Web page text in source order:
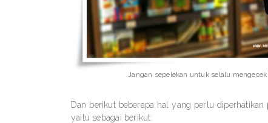
Jangan sepelekan untuk selalu
Dan berikut beberapa hal yang perlu
yaitu sebagai berikut: